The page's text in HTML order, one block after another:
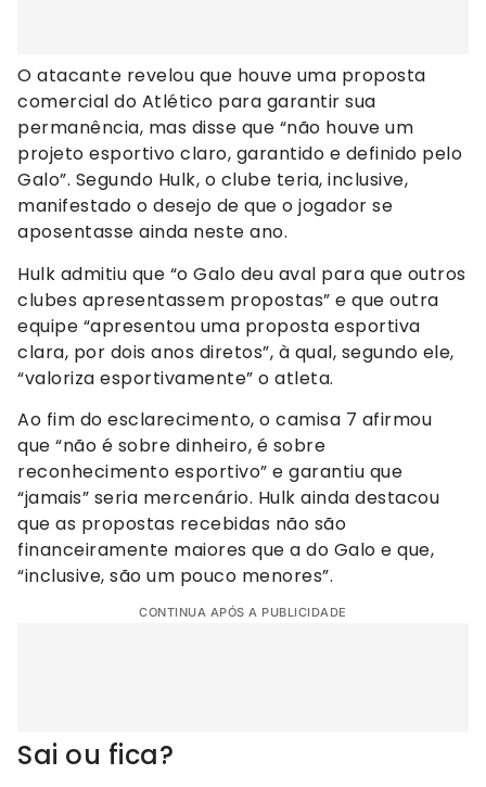
O atacante revelou que houve uma proposta
comercial do Atlético para garantir sua
permanência, mas disse que “não houve um
projeto esportivo claro, garantido e definido pelo
Galo”. Segundo Hulk, o clube teria, inclusive,
manifestado o desejo de que o jogador se
aposentasse ainda neste ano.
Hulk admitiu que “o Galo deu aval para que outros
clubes apresentassem propostas” e que outra
equipe “apresentou uma proposta esportiva
clara, por dois anos diretos”, à qual, segundo ele,
“valoriza esportivamente” o atleta.
Ao fim do esclarecimento, o camisa 7 afirmou
que “não é sobre dinheiro, é sobre
reconhecimento esportivo” e garantiu que
“jamais” seria mercenário. Hulk ainda destacou
que as propostas recebidas não são
financeiramente maiores que a do Galo e que,
“inclusive, são um pouco menores”.
CONTINUA APÓS A PUBLICIDADE
Sai ou fica?